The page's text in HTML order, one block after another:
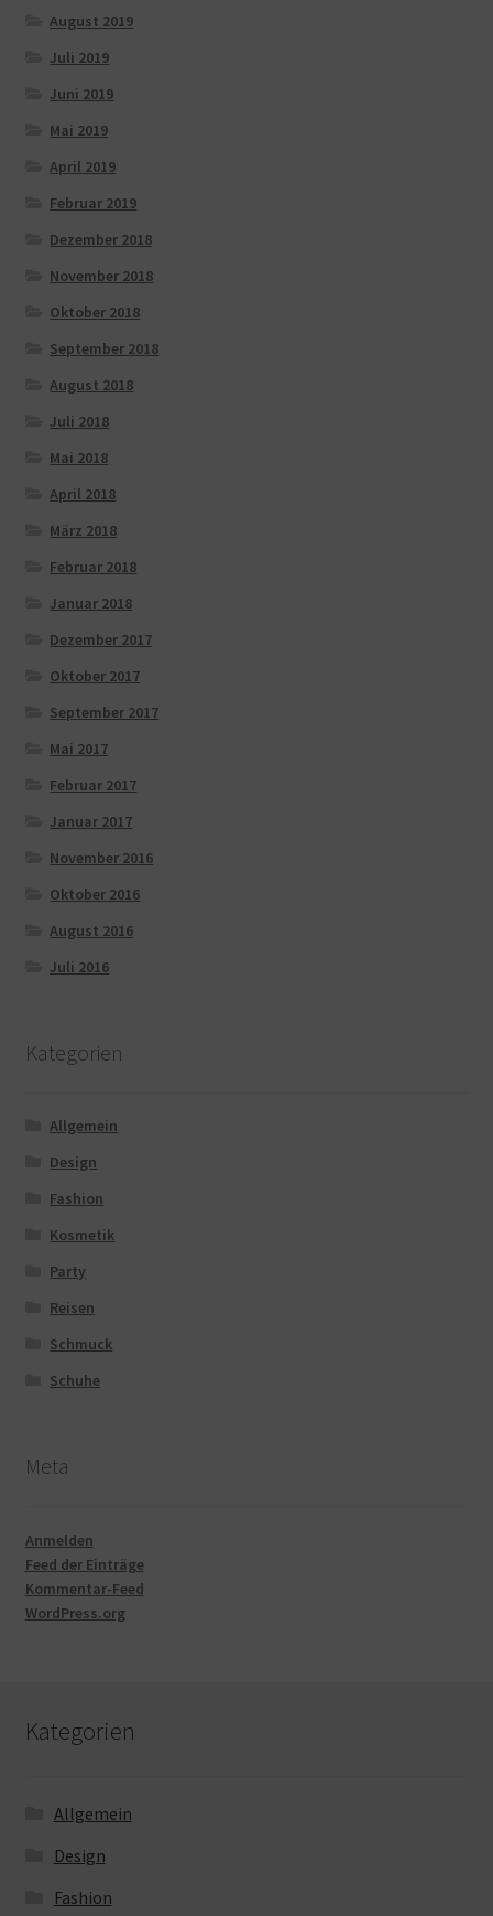
August 2019
Juli 2019
Juni 2019
Mai 2019
April 2019
Februar 2019
Dezember 2018
November 2018
Oktober 2018
September 2018
August 2018
Juli 2018
Mai 2018
April 2018
März 2018
Februar 2018
Januar 2018
Dezember 2017
Oktober 2017
September 2017
Mai 2017
Februar 2017
Januar 2017
November 2016
Oktober 2016
August 2016
Juli 2016
Kategorien
Allgemein
Design
Fashion
Kosmetik
Party
Reisen
Schmuck
Schuhe
Meta
Anmelden
Feed der Einträge
Kommentar-Feed
WordPress.org
Kategorien
Allgemein
Design
Fashion